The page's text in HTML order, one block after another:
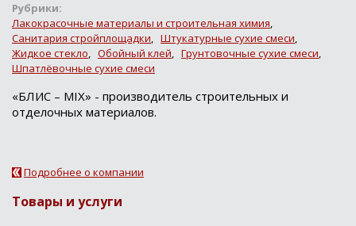
Рубрики:
Лакокрасочные материалы и строительная химия,
Санитария стройплощадки, Штукатурные сухие смеси,
Жидкое стекло, Обойный клей, Грунтовочные сухие смеси,
Шпатлёвочные сухие смеси
«БЛИС – MIX» - производитель строительных и
отделочных материалов.
Подробнее о компании
Товары и услуги